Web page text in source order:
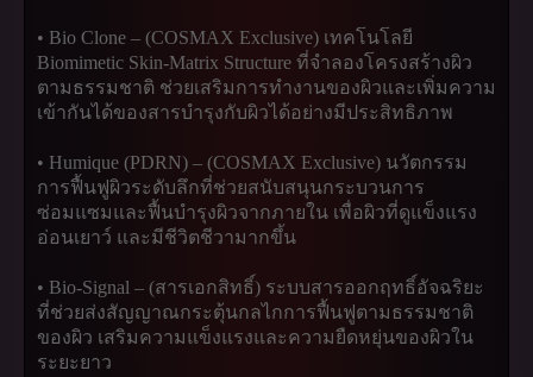
• Bio Clone – (COSMAX Exclusive) เทคโนโลยี
Biomimetic Skin-Matrix Structure ที่จำลองโครงสร้างผิว
ตามธรรมชาติ ช่วยเสริมการทำงานของผิวและเพิ่มความ
เข้ากันได้ของสารบำรุงกับผิวได้อย่างมีประสิทธิภาพ
• Humique (PDRN) – (COSMAX Exclusive) นวัตกรรม
การฟื้นฟูผิวระดับลึกที่ช่วยสนับสนุนกระบวนการ
ซ่อมแซมและฟื้นบำรุงผิวจากภายใน เพื่อผิวที่ดูแข็งแรง
อ่อนเยาว์ และมีชีวิตชีวามากขึ้น
• Bio-Signal – (สารเอกสิทธิ์) ระบบสารออกฤทธิ์อัจฉริยะ
ที่ช่วยส่งสัญญาณกระตุ้นกลไกการฟื้นฟูตามธรรมชาติ
ของผิว เสริมความแข็งแรงและความยืดหยุ่นของผิวใน
ระยะยาว